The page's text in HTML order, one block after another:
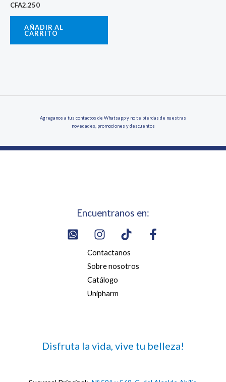
CFA2.250
AÑADIR AL
CARRITO
Agreganos a tus contactos de Whatsapp y no te pierdas de nuestras
novedades, promociones y descuentos
Encuentranos en:
Contactanos
Sobre nosotros
Catálogo
Unipharm
Disfruta la vida, vive tu belleza!